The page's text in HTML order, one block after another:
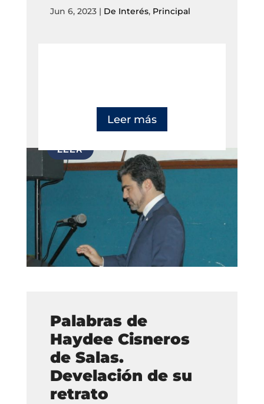
Jun 6, 2023| De Interés, Principal
Leer más
Palabras de
Haydee Cisneros
de Salas.
Develación de su
retrato